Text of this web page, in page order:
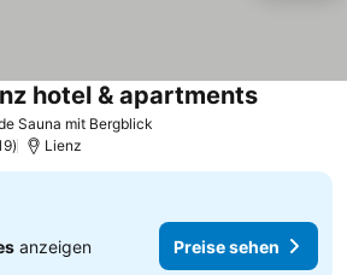
Sauna mit Bergblick
hotel & apartmentsPreise
Lienz
anzeigen Preise sehen